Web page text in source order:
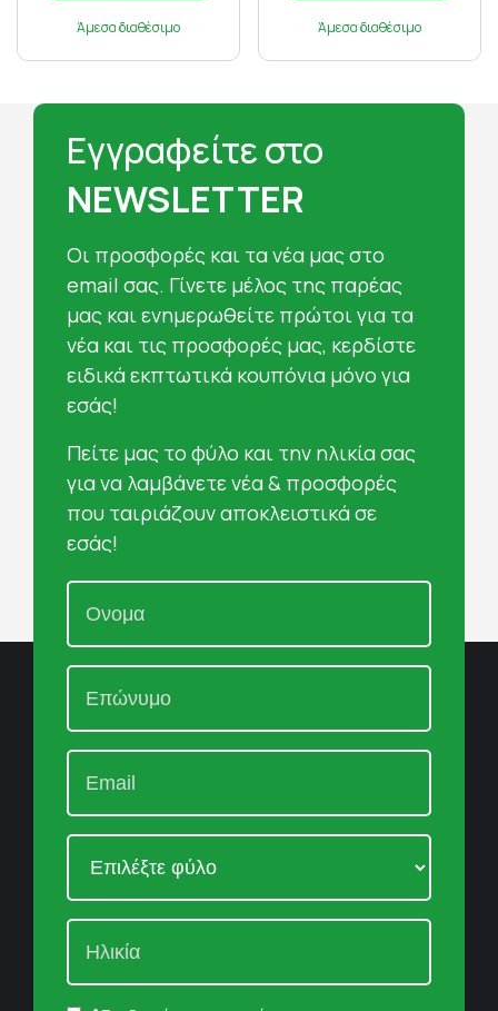
Άμεσα διαθέσιμο Άμεσα διαθέσιμο
Εγγραφείτε στο
NEWSLETTER
Oι προσφορές και τα νέα μας στο
email σας. Γίνετε μέλος της παρέας
μας και ενημερωθείτε πρώτοι για τα
νέα και τις προσφορές μας, κερδίστε
ειδικά εκπτωτικά κουπόνια μόνο για
εσάς!
Πείτε μας το φύλο και την ηλικία σας
για να λαμβάνετε νέα & προσφορές
που ταιριάζουν αποκλειστικά σε
εσάς!